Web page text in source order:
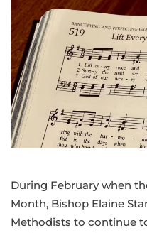
During February when
Month, Bishop Elaine
Methodists to continue